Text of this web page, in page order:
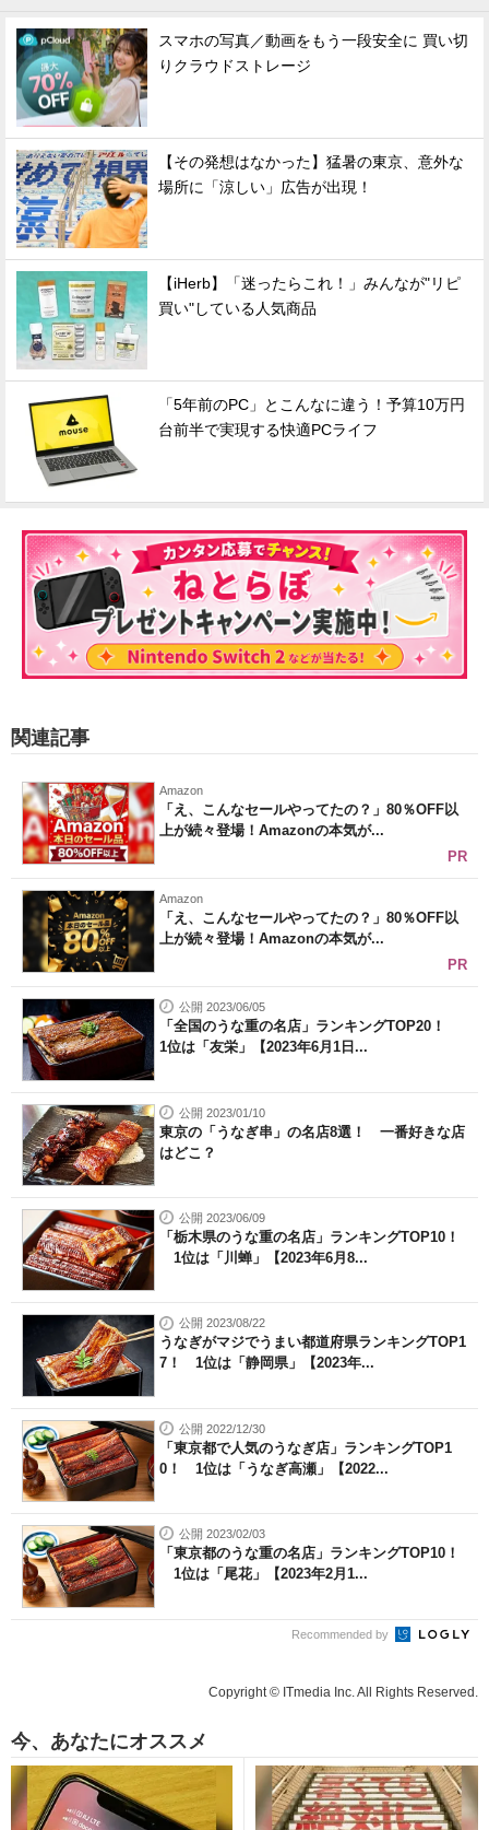
スマホの写真／動画をもう一段安全に 買い切
りクラウドストレージ
【その発想はなかった】猛暑の東京、意外な
場所に「涼しい」広告が出現！
【iHerb】「迷ったらこれ！」みんなが"リピ
買い"している人気商品
「5年前のPC」とこんなに違う！予算10万円
台前半で実現する快適PCライフ
関連記事
Amazon
「え、こんなセールやってたの？」80％OFF以
上が続々登場！Amazonの本気が...
PR
Amazon
「え、こんなセールやってたの？」80％OFF以
上が続々登場！Amazonの本気が...
PR
公開 2023/06/05
「全国のうな重の名店」ランキングTOP20！
1位は「友栄」【2023年6月1日...
公開 2023/01/10
東京の「うなぎ串」の名店8選！ 一番好きな店
はどこ？
公開 2023/06/09
「栃木県のうな重の名店」ランキングTOP10！
1位は「川蝉」【2023年6月8...
公開 2023/08/22
うなぎがマジでうまい都道府県ランキングTOP1
7！ 1位は「静岡県」【2023年...
公開 2022/12/30
「東京都で人気のうなぎ店」ランキングTOP1
0！ 1位は「うなぎ高瀬」【2022...
公開 2023/02/03
「東京都のうな重の名店」ランキングTOP10！
1位は「尾花」【2023年2月1...
Recommended by
Copyright © ITmedia Inc. All Rights Reserved.
今、あなたにオススメ